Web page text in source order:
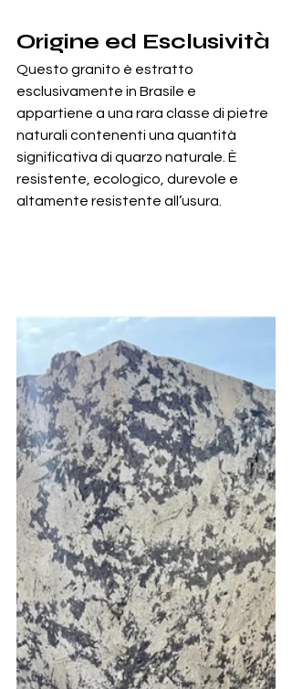
Origine ed Esclusività
Questo granito è estratto
esclusivamente in Brasile e
appartiene a una rara classe di pietre
naturali contenenti una quantità
significativa di quarzo naturale. È
resistente, ecologico, durevole e
altamente resistente all’usura.